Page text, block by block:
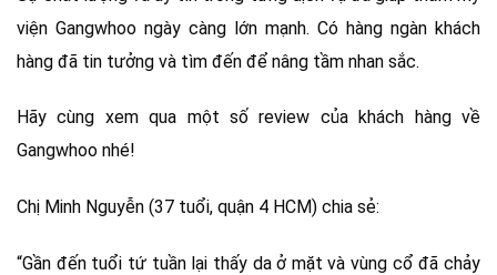
viện Gangwhoo ngày càng lớn mạnh. Có hàng ngàn khách
hàng đã tin tưởng và tìm đến để nâng tầm nhan sắc.
Hãy cùng xem qua một số review của khách hàng về
Gangwhoo nhé!
Chị Minh Nguyễn (37 tuổi, quận 4 HCM) chia sẻ:
“Gần đến tuổi tứ tuần lại thấy da ở mặt và vùng cổ đã chảy